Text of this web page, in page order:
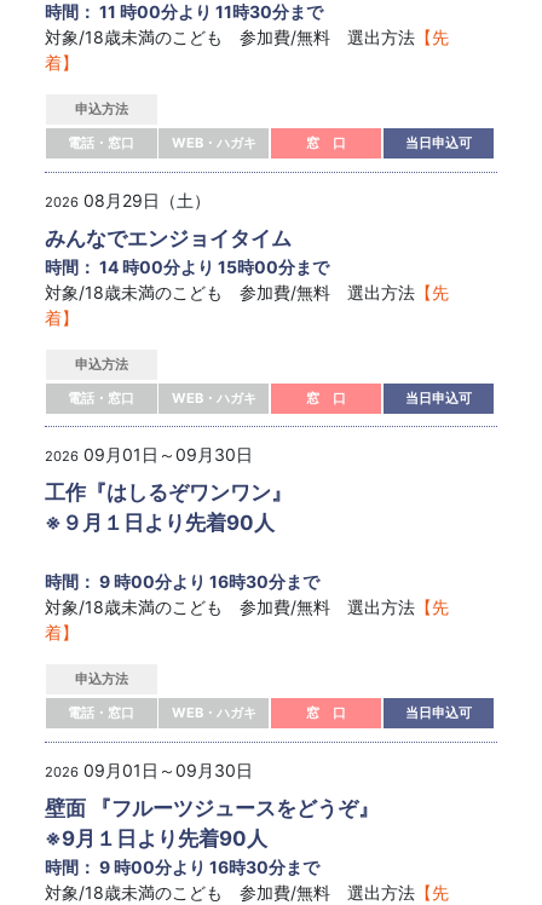
時間： 11 時00分より 11時30分まで
対象/18歳未満のこども 参加費/無料 選出方法 【先
着】
申込方法
電話・窓口
WEB・ハガキ 窓 口 当日申込可
2026 08月29日（土）
みんなでエンジョイタイム
時間： 14 時00分より 15時00分まで
対象/18歳未満のこども 参加費/無料 選出方法 【先
着】
申込方法
電話・窓口
WEB・ハガキ 窓 口 当日申込可
2026 09月01日～09月30日
工作『はしるぞワンワン』
※９月１日より先着90人
時間： 9 時00分より 16時30分まで
対象/18歳未満のこども 参加費/無料 選出方法 【先
着】
申込方法
電話・窓口
WEB・ハガキ 窓 口 当日申込可
2026 09月01日～09月30日
壁面 『フルーツジュースをどうぞ』
※9月１日より先着90人
時間： 9 時00分より 16時30分まで
対象/18歳未満のこども 参加費/無料 選出方法 【先